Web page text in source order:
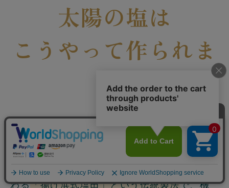
太陽の塩は
こうやって作られま
す
びっくりすることに、まったく機械を使わな
いんです！
バリの塩作りの職人さんたちに500年前から伝
わる「揚げ浜式塩田」という伝統製法で、機